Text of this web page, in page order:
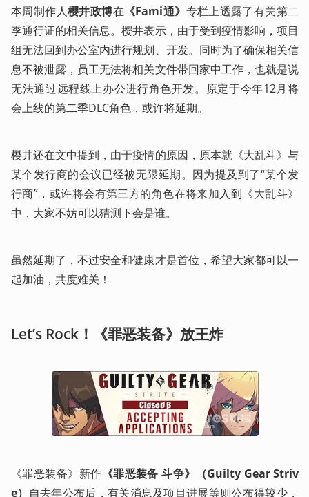
本周制作人樱井政博在 《Fami通》 专栏上透露了有关第二
季通行证的相关信息。樱井表示，由于受到疫情影响，项目
组无法回到办公室内进行规划、开发。同时为了确保相关信
息不被泄露，员工无法将相关文件带回家中工作，也就是说
无法通过远程线上办公进行角色开发。原定于今年12月将
会上线的第二季DLC角色，或许将延期。
樱井还在文中提到，由于疫情的原因，原本就《大乱斗》与
某个发行商的会议已经被无限延期。因为提及到了“某个发
行商”，或许将会有第三方的角色在将来加入到《大乱斗》
中，大家不妨可以猜测下会是谁。
虽然延期了，不过安全和健康才是首位，希望大家都可以一
起加油，共度难关！
Let’s Rock！《罪恶装备》放王炸
《罪恶装备》新作 《罪恶装备 斗争》（Guilty Gear Striv
e） 自去年公布后，有关消息及项目进展等则公布得较少，